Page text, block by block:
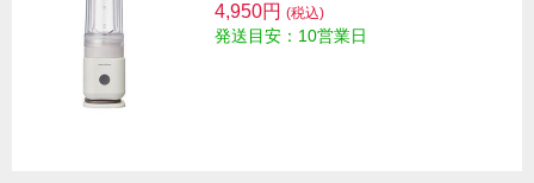
4,950円 (税込)
発送目安：10営業日